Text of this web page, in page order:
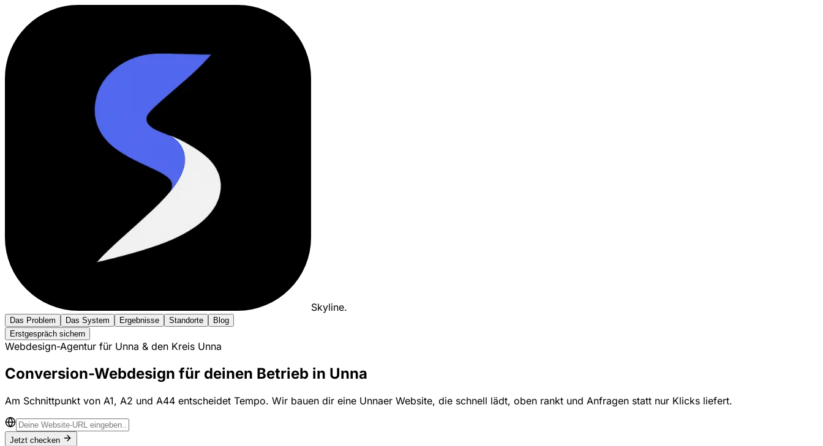
Skyline.
Das Problem Das System Ergebnisse Standorte
Blog
Erstgespräch sichern
Webdesign-Agentur für Unna & den Kreis Unna
Conversion-Webdesign für deinen Betrieb in Unna
Am Schnittpunkt von A1, A2 und A44 entscheidet Tempo. Wir bauen dir eine Unnaer Website, die schnell lädt, oben rankt und Anfragen statt nur Klicks liefert.
Jetzt checken